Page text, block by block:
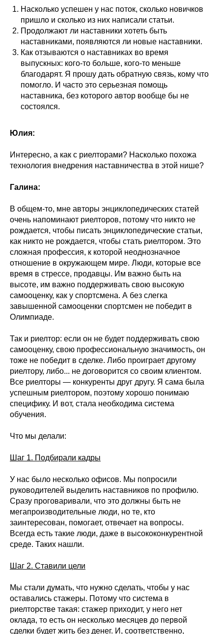
Насколько успешен у нас поток, сколько новичков
пришло и сколько из них написали статьи.
Продолжают ли наставники хотеть быть
наставниками, появляются ли новые наставники.
Как отзываются о наставниках во время
выпускных: кого-то больше, кого-то меньше
благодарят. Я прошу дать обратную связь, кому что
помогло. И часто это серьезная помощь
наставника, без которого автор вообще бы не
состоялся.
Юлия:
Интересно, а как с риелторами? Насколько похожа
технология внедрения наставничества в этой нише?
Галина:
В общем-то, мне авторы энциклопедических статей
очень напоминают риелторов, потому что никто не
рождается, чтобы писать энциклопедические статьи,
как никто не рождается, чтобы стать риелтором. Это
сложная профессия, к которой неоднозначное
отношение в окружающем мире. Люди, которые все
время в стрессе, продавцы. Им важно быть на
высоте, им важно поддерживать свою высокую
самооценку, как у спортсмена. А без слегка
завышенной самооценки спортсмен не победит в
Олимпиаде.
Так и риелтор: если он не будет поддерживать свою
самооценку, свою профессиональную значимость, он
тоже не победит в сделке. Либо проиграет другому
риелтору, либо... не договорится со своим клиентом.
Все риелторы — конкуренты друг другу. Я сама была
успешным риелтором, поэтому хорошо понимаю
специфику. И вот, стала необходима система
обучения.
Что мы делали:
Шаг 1. Подбирали кадры
У нас было несколько офисов. Мы попросили
руководителей выделить наставников по профилю.
Сразу проговаривали, что это должны быть не
мегапроизводительные люди, но те, кто
заинтересован, помогает, отвечает на вопросы.
Всегда есть такие люди, даже в высококонкурентной
среде. Таких нашли.
Шаг 2. Ставили цели
Мы стали думать, что нужно сделать, чтобы у нас
оставались стажеры. Потому что система в
риелторстве такая: стажер приходит, у него нет
оклада, то есть он несколько месяцев до первой
сделки будет жить без денег. И, соответственно,